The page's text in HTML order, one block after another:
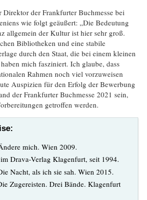
Direktor der Frankfurter Buchmesse bei
wie folgt geäußert: „Die Bedeutung
allgemein der Kultur ist hier sehr groß.
Bibliotheken und eine stabile
durch den Staat, die bei einem kleinen
mich fasziniert. Ich glaube, dass
Rahmen noch viel vorzuweisen
Auspizien für den Erfolg der Bewerbung
der Frankfurter Buchmesse 2021 sein,
getroffen werden.
mich. Wien 2009.
im Drava-Verlag Klagenfurt, seit 1994.
Nacht, als ich sie sah. Wien 2015.
Zugereisten. Drei Bände. Klagenfurt